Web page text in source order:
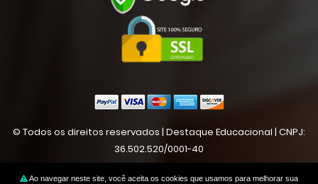
Ao navegar neste site, você aceita os cookies que usamos para melhorar sua
© Todos os direitos reservados | Destaque Educacional | CNPJ:
36.502.520/0001-40